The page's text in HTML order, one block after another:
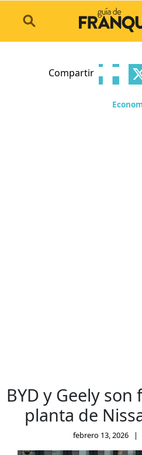
Compartir
BYD y Geely
planta de
febrero 13, 2026 |